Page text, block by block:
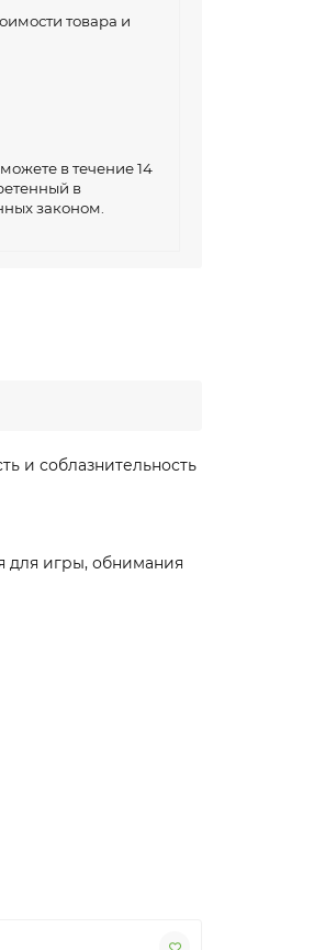
товара и
в течение 14
в
законом.
и соблазнительность
для игры, обнимания